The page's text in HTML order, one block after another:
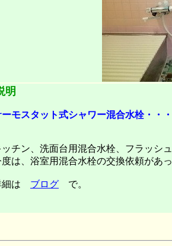
明
ーモスタット式シャワー混合水栓・・
ン、洗面台用混合水栓、フラッシュ
、浴室用混合水栓の交換依頼があ
は ブログ で。